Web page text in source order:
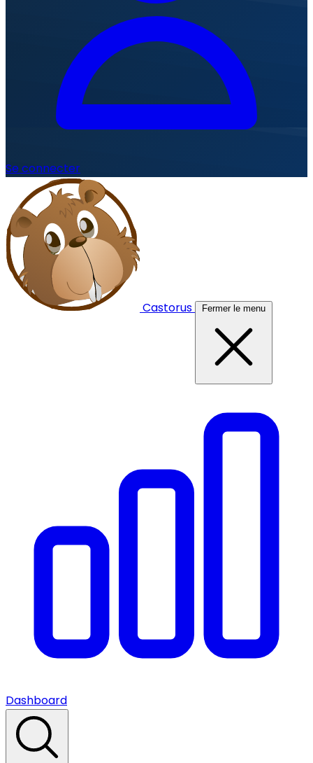
Se connecter
Castorus Fermer le menu
Dashboard